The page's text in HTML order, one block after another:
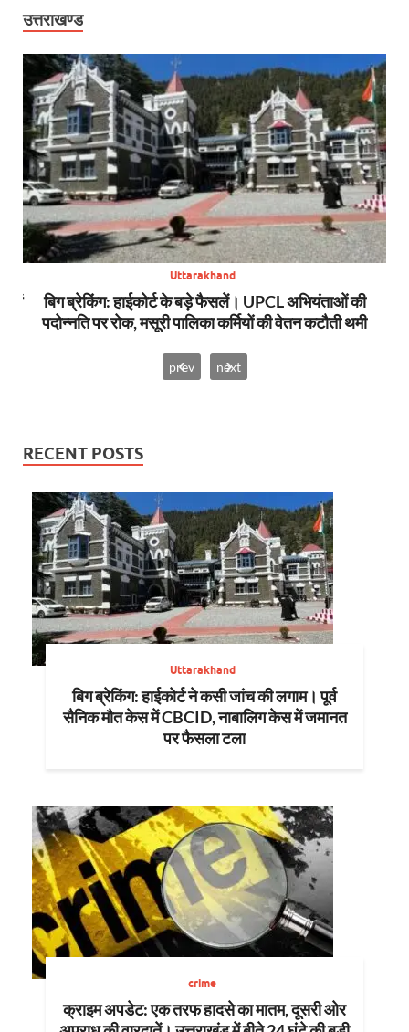
उत्तराखण्ड
Uttarakhand
बिग ब्रेकिंग: हाईकोर्ट के बड़े फैसलें। UPCL अभियंताओं की
पदोन्नति पर रोक, मसूरी पालिका कर्मियों की वेतन कटौती थमी
prev next
RECENT POSTS
Uttarakhand
बिग ब्रेकिंग: हाईकोर्ट ने कसी जांच की लगाम। पूर्व
सैनिक मौत केस में CBCID, नाबालिग केस में जमानत
पर फैसला टला
crime
क्राइम अपडेट: एक तरफ हादसे का मातम, दूसरी ओर